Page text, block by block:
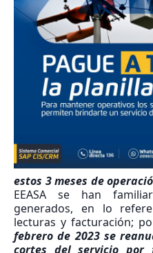
estos 3 meses de
EEASA se han
generados, en lo
lecturas y facturación;
febrero de 2023 se
cortes del servicio por